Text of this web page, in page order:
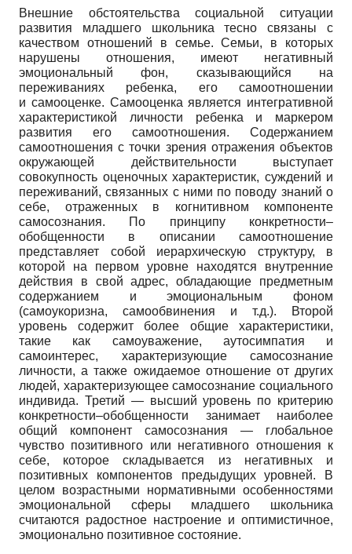
Внешние обстоятельства социальной ситуации
развития младшего школьника тесно связаны с
качеством отношений в семье. Семьи, в которых
нарушены отношения, имеют негативный
эмоциональный фон, сказывающийся на
переживаниях ребенка, его самоотношении
и самооценке. Самооценка является интегративной
характеристикой личности ребенка и маркером
развития его самоотношения. Содержанием
самоотношения с точки зрения отражения объектов
окружающей действительности выступает
совокупность оценочных характеристик, суждений и
переживаний, связанных с ними по поводу знаний о
себе, отраженных в когнитивном компоненте
самосознания. По принципу конкретности–
обобщенности в описании самоотношение
представляет собой иерархическую структуру, в
которой на первом уровне находятся внутренние
действия в свой адрес, обладающие предметным
содержанием и эмоциональным фоном
(самоукоризна, самообвинения и т.д.). Второй
уровень содержит более общие характеристики,
такие как самоуважение, аутосимпатия и
самоинтерес, характеризующие самосознание
личности, а также ожидаемое отношение от других
людей, характеризующее самосознание социального
индивида. Третий — высший уровень по критерию
конкретности–обобщенности занимает наиболее
общий компонент самосознания — глобальное
чувство позитивного или негативного отношения к
себе, которое складывается из негативных и
позитивных компонентов предыдущих уровней. В
целом возрастными нормативными особенностями
эмоциональной сферы младшего школьника
считаются радостное настроение и оптимистичное,
эмоционально позитивное состояние.